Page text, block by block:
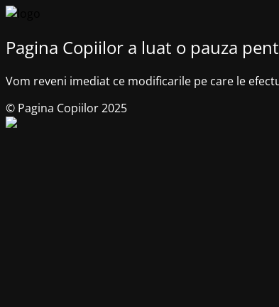
Pagina Copiilor a luat o pauza
Vom reveni imediat ce modificarile pe care le
© Pagina Copiilor 2025